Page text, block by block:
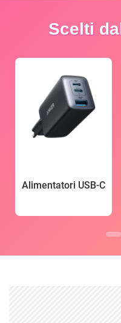
Scelti
Alimentatori USB-C